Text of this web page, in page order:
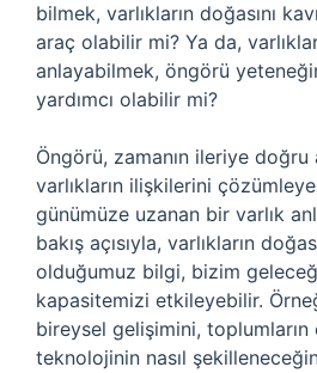
bilmek, varlıkların doğasını
araç olabilir mi? Ya da,
anlayabilmek, öngörü
yardımcı olabilir mi?
Öngörü, zamanın ileriye doğru
varlıkların ilişkilerini
günümüze uzanan bir varlık
bakış açısıyla, varlıkların
olduğumuz bilgi, bizim
kapasitemizi etkileyebilir.
bireysel gelişimini,
teknolojinin nasıl